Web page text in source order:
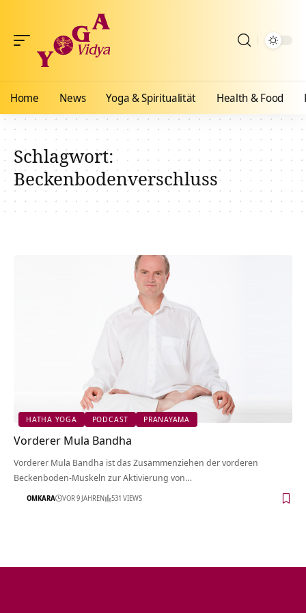
Home News Yoga & Spiritualität Health & Food
Schlagwort:
Beckenbodenverschluss
HATHA YOGA PODCAST PRANAYAMA
Vorderer Mula Bandha
Vorderer Mula Bandha ist das Zusammenziehen der vorderen
Beckenboden-Muskeln zur Aktivierung von…
OMKARA VOR 9 JAHREN 531 VIEWS